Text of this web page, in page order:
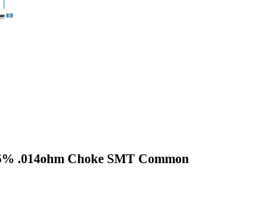
.014ohm Choke SMT Common